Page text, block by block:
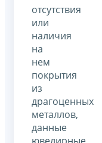
отсутствия
или
наличия
на
нем
покрытия
из
драгоценных
металлов,
данные